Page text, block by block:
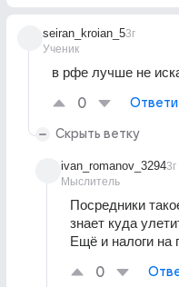
seiran_kroian_5
Ученик
3г
в рфе лучше не
0
Скрыть ветку
ivan_romanov_3294
Мыслитель
3г
Посредники
знает куда
Ещё и налоги на
0